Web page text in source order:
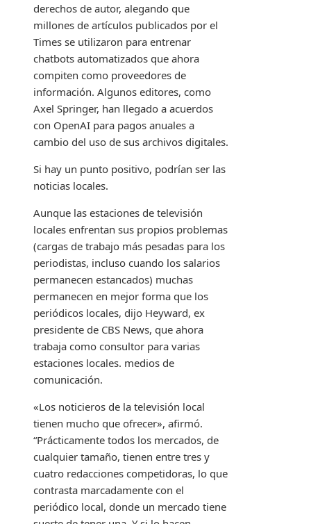
derechos de autor, alegando que
millones de artículos publicados por el
Times se utilizaron para entrenar
chatbots automatizados que ahora
compiten como proveedores de
información. Algunos editores, como
Axel Springer, han llegado a acuerdos
con OpenAI para pagos anuales a
cambio del uso de sus archivos digitales.
Si hay un punto positivo, podrían ser las
noticias locales.
Aunque las estaciones de televisión
locales enfrentan sus propios problemas
(cargas de trabajo más pesadas para los
periodistas, incluso cuando los salarios
permanecen estancados) muchas
permanecen en mejor forma que los
periódicos locales, dijo Heyward, ex
presidente de CBS News, que ahora
trabaja como consultor para varias
estaciones locales. medios de
comunicación.
«Los noticieros de la televisión local
tienen mucho que ofrecer», afirmó.
“Prácticamente todos los mercados, de
cualquier tamaño, tienen entre tres y
cuatro redacciones competidoras, lo que
contrasta marcadamente con el
periódico local, donde un mercado tiene